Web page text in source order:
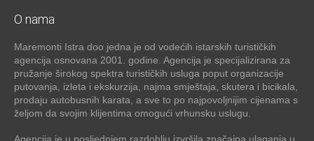
O nama
Maremonti Istra doo jedna je od vodećih istarskih turističkih
agencija osnovana 2001. godine. Agencija je specijalizirana za
pružanje širokog spektra turističkih usluga poput organizacije
putovanja, izleta i ekskurzija, najma smještaja, skutera i bicikala,
prodaju autobusnih karata, a sve to po najpovoljnijim cijenama s
željom da svojim klijentima omogući vrhunsku uslugu.